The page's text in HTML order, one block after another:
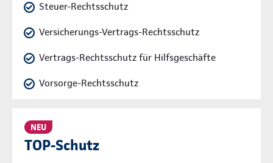
Steuer-Rechtsschutz
Versicherungs-Vertrags-Rechtsschutz
Vertrags-Rechtsschutz für Hilfsgeschäfte
Vorsorge-Rechtsschutz
NEU
TOP-Schutz